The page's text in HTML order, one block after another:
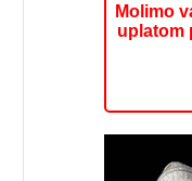
Molimo
uplatom